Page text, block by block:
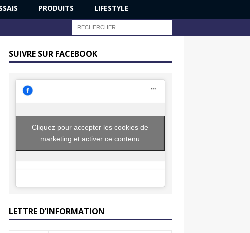
PRODUITS LIFESTYLE
SUIVRE SUR FACEBOOK
Cliquez pour accepter les cookies de
marketing et activer ce contenu
LETTRE D’INFORMATION